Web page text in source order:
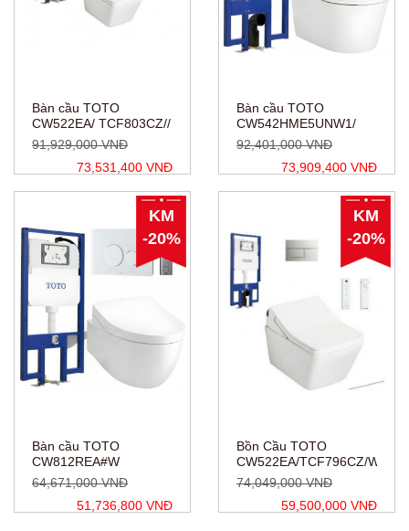
Bàn cầu TOTO
CW522EA/ TCF803CZ//
WH172AT/
MB171M#SS
91,929,000 VNĐ
73,531,400 VNĐ
Bàn cầu TOTO
CW542HME5UNW1/
TCF801CZ/ WH172AT/
MB175M#SS
92,401,000 VNĐ
73,909,400 VNĐ
KM
-20%
Bàn cầu TOTO
CW812REA#W
TCF4911EZ#NW1
WH172AAT TCA464
MB176G#WH
64,671,000 VNĐ
51,736,800 VNĐ
KM
-20%
Bồn Cầu TOTO
CW522EA/TCF796CZ/
74,049,000 VNĐ
59,500,000 VNĐ